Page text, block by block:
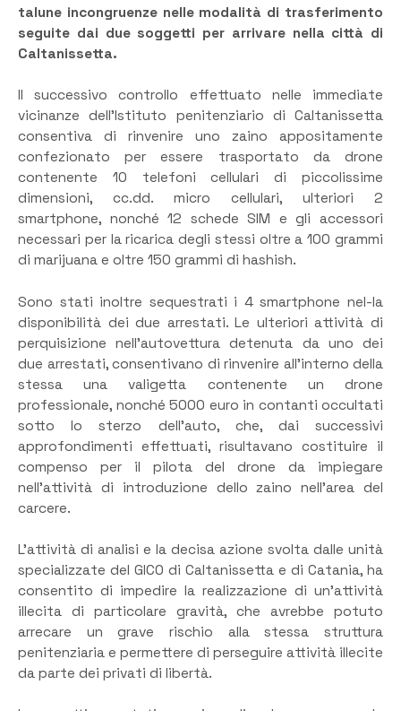
talune incongruenze nelle modalità di trasferimento
seguite dai due soggetti per arrivare nella città di
Caltanissetta.
Il successivo controllo effettuato nelle immediate
vicinanze dell’Istituto penitenziario di Caltanissetta
consentiva di rinvenire uno zaino appositamente
confezionato per essere trasportato da drone
contenente 10 telefoni cellulari di piccolissime
dimensioni, cc.dd. micro cellulari, ulteriori 2
smartphone, nonché 12 schede SIM e gli accessori
necessari per la ricarica degli stessi oltre a 100 grammi
di marijuana e oltre 150 grammi di hashish.
Sono stati inoltre sequestrati i 4 smartphone nel-la
disponibilità dei due arrestati. Le ulteriori attività di
perquisizione nell’autovettura detenuta da uno dei
due arrestati, consentivano di rinvenire all’interno della
stessa una valigetta contenente un drone
professionale, nonché 5000 euro in contanti occultati
sotto lo sterzo dell’auto, che, dai successivi
approfondimenti effettuati, risultavano costituire il
compenso per il pilota del drone da impiegare
nell’attività di introduzione dello zaino nell’area del
carcere.
L’attività di analisi e la decisa azione svolta dalle unità
specializzate del GICO di Caltanissetta e di Catania, ha
consentito di impedire la realizzazione di un’attività
illecita di particolare gravità, che avrebbe potuto
arrecare un grave rischio alla stessa struttura
penitenziaria e permettere di perseguire attività illecite
da parte dei privati di libertà.